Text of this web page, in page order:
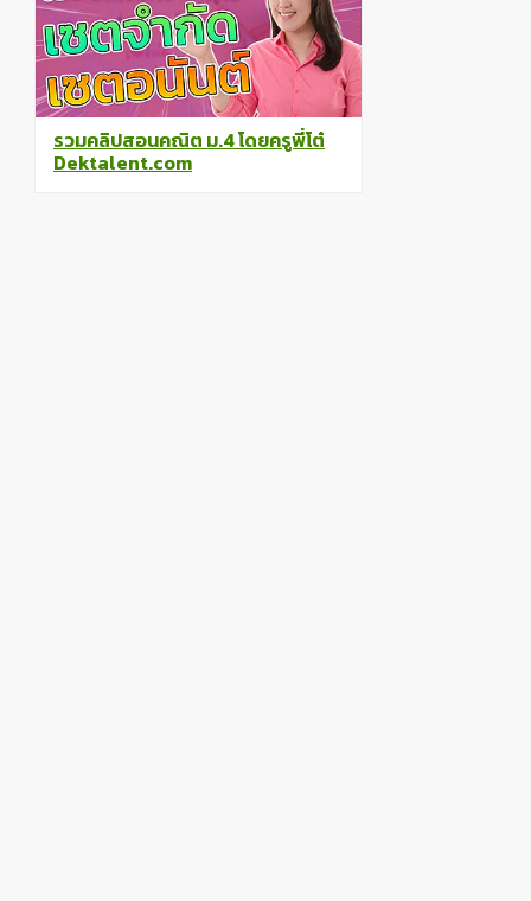
รวมคลิปสอนคณิต ม.4 โดยครูพี่โต๋
Dektalent.com